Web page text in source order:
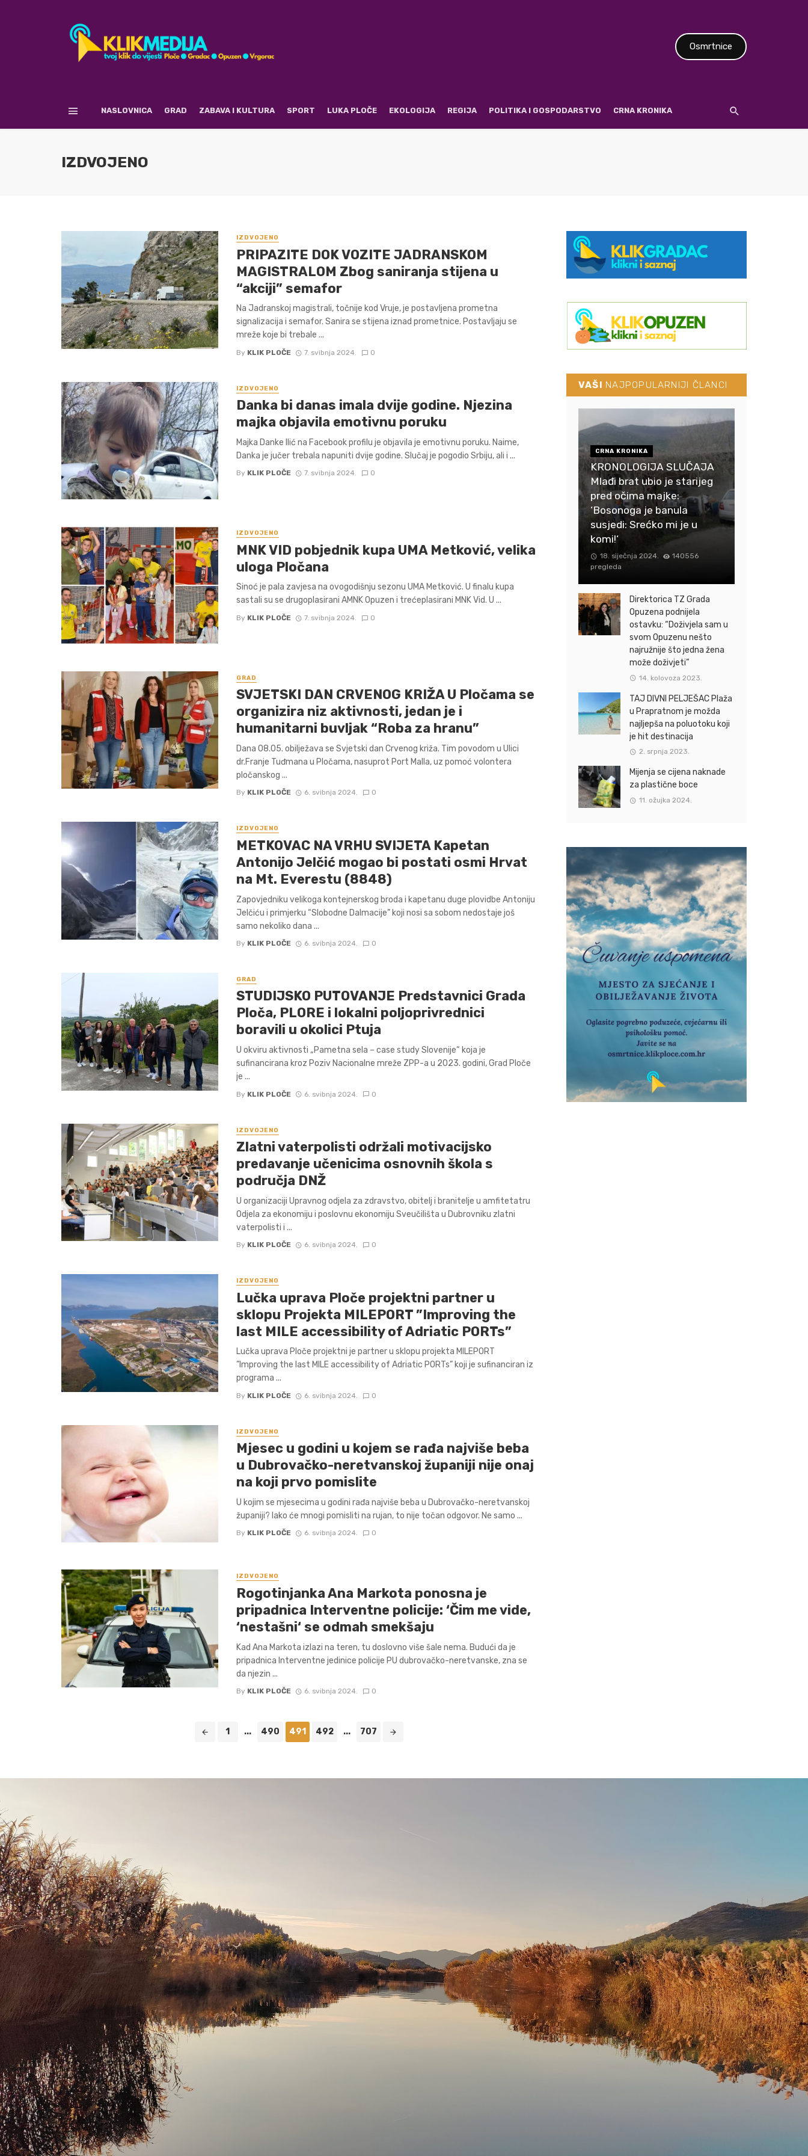
Osmrtnice
NASLOVNICA GRAD ZABAVA I KULTURA SPORT LUKA PLOČE EKOLOGIJA REGIJA POLITIKA I GOSPODARSTVO CRNA KRONIKA
IZDVOJENO
IZDVOJENO
PRIPAZITE DOK VOZITE JADRANSKOM
MAGISTRALOM Zbog saniranja stijena u
“akciji” semafor
Na Jadranskoj magistrali, točnije kod Vruje, je postavljena prometna
signalizacija i semafor. Sanira se stijena iznad prometnice. Postavljaju se
mreže koje bi trebale ...
By KLIK PLOČE 7. svibnja 2024. 0
IZDVOJENO
Danka bi danas imala dvije godine. Njezina
majka objavila emotivnu poruku
Majka Danke Ilić na Facebook profilu je objavila je emotivnu poruku. Naime,
Danka je jučer trebala napuniti dvije godine. Slučaj je pogodio Srbiju, ali i ...
By KLIK PLOČE 7. svibnja 2024. 0
IZDVOJENO
MNK VID pobjednik kupa UMA Metković, velika
uloga Pločana
Sinoć je pala zavjesa na ovogodišnju sezonu UMA Metković. U finalu kupa
sastali su se drugoplasirani AMNK Opuzen i trećeplasirani MNK Vid. U ...
By KLIK PLOČE 7. svibnja 2024. 0
GRAD
SVJETSKI DAN CRVENOG KRIŽA U Pločama se
organizira niz aktivnosti, jedan je i
humanitarni buvljak “Roba za hranu”
Dana 08.05. obilježava se Svjetski dan Crvenog križa. Tim povodom u Ulici
dr.Franje Tuđmana u Pločama, nasuprot Port Malla, uz pomoć volontera
pločanskog ...
By KLIK PLOČE 6. svibnja 2024. 0
IZDVOJENO
METKOVAC NA VRHU SVIJETA Kapetan
Antonijo Jelčić mogao bi postati osmi Hrvat
na Mt. Everestu (8848)
Zapovjedniku velikoga kontejnerskog broda i kapetanu duge plovidbe Antoniju
Jelčiću i primjerku “Slobodne Dalmacije” koji nosi sa sobom nedostaje još
samo nekoliko dana ...
By KLIK PLOČE 6. svibnja 2024. 0
GRAD
STUDIJSKO PUTOVANJE Predstavnici Grada
Ploča, PLORE i lokalni poljoprivrednici
boravili u okolici Ptuja
U okviru aktivnosti „Pametna sela – case study Slovenije“ koja je
sufinancirana kroz Poziv Nacionalne mreže ZPP-a u 2023. godini, Grad Ploče
je ...
By KLIK PLOČE 6. svibnja 2024. 0
IZDVOJENO
Zlatni vaterpolisti održali motivacijsko
predavanje učenicima osnovnih škola s
područja DNŽ
U organizaciji Upravnog odjela za zdravstvo, obitelj i branitelje u amfitetatru
Odjela za ekonomiju i poslovnu ekonomiju Sveučilišta u Dubrovniku zlatni
vaterpolisti i ...
By KLIK PLOČE 6. svibnja 2024. 0
IZDVOJENO
Lučka uprava Ploče projektni partner u
sklopu Projekta MILEPORT ”Improving the
last MILE accessibility of Adriatic PORTs”
Lučka uprava Ploče projektni je partner u sklopu projekta MILEPORT
”Improving the last MILE accessibility of Adriatic PORTs” koji je sufinanciran iz
programa ...
By KLIK PLOČE 6. svibnja 2024. 0
IZDVOJENO
Mjesec u godini u kojem se rađa najviše beba
u Dubrovačko-neretvanskoj županiji nije onaj
na koji prvo pomislite
U kojim se mjesecima u godini rađa najviše beba u Dubrovačko-neretvanskoj
županiji? Iako će mnogi pomisliti na rujan, to nije točan odgovor. Ne samo ...
By KLIK PLOČE 6. svibnja 2024. 0
IZDVOJENO
Rogotinjanka Ana Markota ponosna je
pripadnica Interventne policije: ‘Čim me vide,
‘nestašni‘ se odmah smekšaju
Kad Ana Markota izlazi na teren, tu doslovno više šale nema. Budući da je
pripadnica Interventne jedinice policije PU dubrovačko-neretvanske, zna se
da njezin ...
By KLIK PLOČE 6. svibnja 2024. 0
1 ... 490 491 492 ... 707
VAŠI NAJPOPULARNIJI ČLANCI
CRNA KRONIKA
KRONOLOGIJA SLUČAJA
Mlađi brat ubio je starijeg
pred očima majke:
‘Bosonoga je banula
susjedi: Srećko mi je u
komi!‘
18. siječnja 2024.
140556
pregleda
Direktorica TZ Grada
Opuzena podnijela
ostavku: “Doživjela sam u
svom Opuzenu nešto
najružnije što jedna žena
može doživjeti”
14. kolovoza 2023.
TAJ DIVNI PELJEŠAC Plaža
u Prapratnom je možda
najljepša na poluotoku koji
je hit destinacija
2. srpnja 2023.
Mijenja se cijena naknade
za plastične boce
11. ožujka 2024.